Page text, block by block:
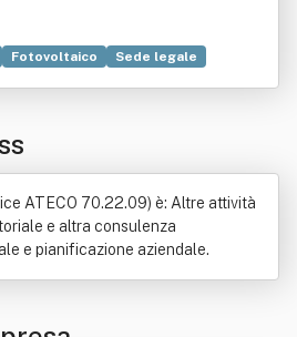
Fotovoltaico
Sede legale
ATECO 70.22.09) è: Altre attività
e altra consulenza
e pianificazione aziendale.